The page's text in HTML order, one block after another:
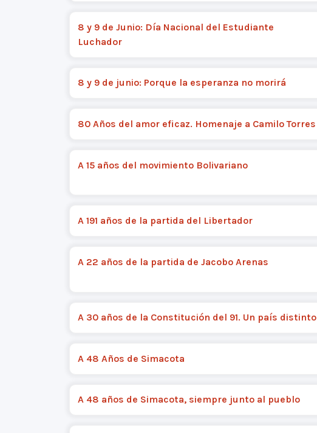
8 y 9 de Junio: Día Nacional del Estudiante
Luchador
8 y 9 de junio: Porque la esperanza no morirá
80 Años del amor eficaz. Homenaje a Camilo Torres
A 15 años del movimiento Bolivariano
A 191 años de la partida del Libertador
A 22 años de la partida de Jacobo Arenas
A 30 años de la Constitución del 91. Un país distinto
A 48 Años de Simacota
A 48 años de Simacota, siempre junto al pueblo